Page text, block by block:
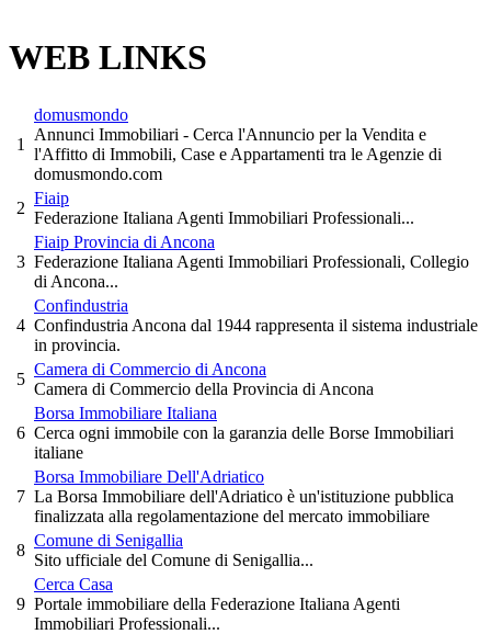
WEB LINKS
1
domusmondo
Annunci Immobiliari - Cerca l'Annuncio per la Vendita e
l'Affitto di Immobili, Case e Appartamenti tra le Agenzie di
domusmondo.com
2
Fiaip
Federazione Italiana Agenti Immobiliari Professionali...
3
Fiaip Provincia di Ancona
Federazione Italiana Agenti Immobiliari Professionali, Collegio
di Ancona...
4
Confindustria
Confindustria Ancona dal 1944 rappresenta il sistema industriale
in provincia.
5
Camera di Commercio di Ancona
Camera di Commercio della Provincia di Ancona
6
Borsa Immobiliare Italiana
Cerca ogni immobile con la garanzia delle Borse Immobiliari
italiane
7
Borsa Immobiliare Dell'Adriatico
La Borsa Immobiliare dell'Adriatico è un'istituzione pubblica
finalizzata alla regolamentazione del mercato immobiliare
8
Comune di Senigallia
Sito ufficiale del Comune di Senigallia...
9
Cerca Casa
Portale immobiliare della Federazione Italiana Agenti
Immobiliari Professionali...